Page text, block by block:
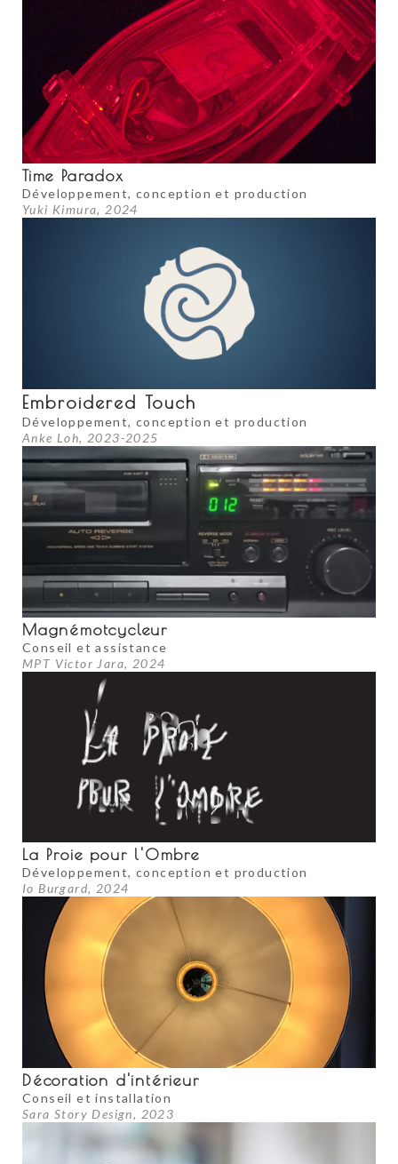
Embroidered Touch
Développement, conception et production
Anke Loh, 2023-2025
Time Paradox
Développement, conception et production
Yuki Kimura, 2024
Magnémotcycleur
Conseil et assistance
MPT Victor Jara, 2024
La Proie pour l'Ombre
Développement, conception et production
Io Burgard, 2024
Décoration d'intérieur
Conseil et installation
Sara Story Design, 2023